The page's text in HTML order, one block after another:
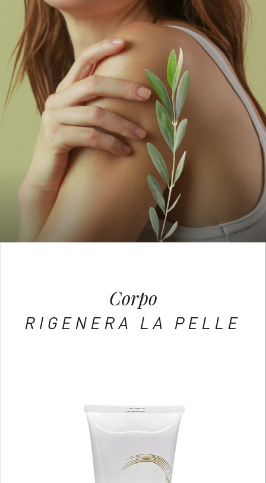
Corpo
RIGENERA LA PELLE